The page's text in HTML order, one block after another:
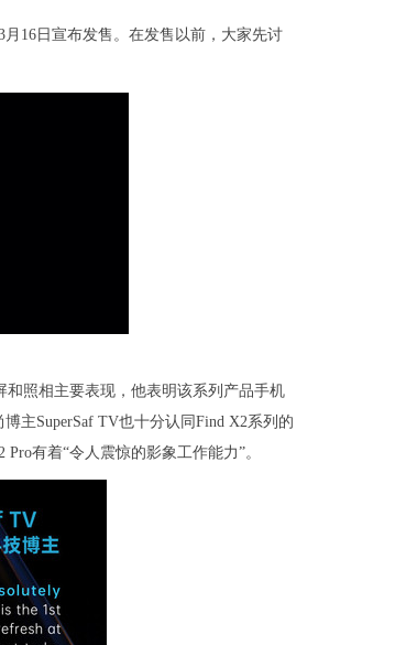
16日宣布发售。在发售以前，大家先讨
和照相主要表现，他表明该系列产品手机
主SuperSaf TV也十分认同Find X2系列的
有着“令人震惊的影象工作能力”。